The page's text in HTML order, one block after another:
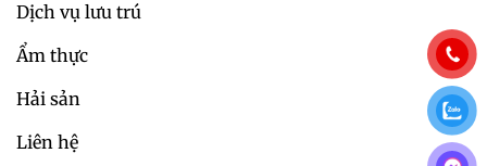
Dịch vụ lưu trú
Ẩm thực
Hải sản
Liên hệ